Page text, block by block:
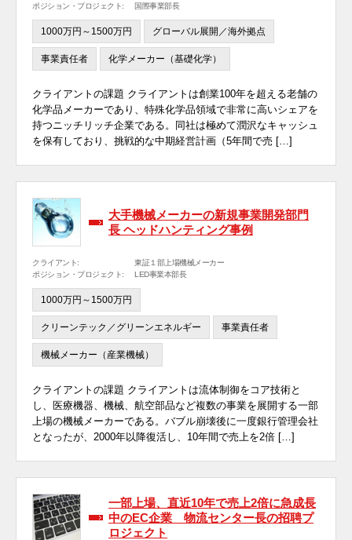
ポジション・プロジェクト:
国際事業部長
1000万円～1500万円 グローバル展開／海外拠点
事業責任者 化学メーカー（基礎化学）
クライアントの課題 クライアントは創業100年を超える老舗の
化学品メーカーであり、特殊化学品領域で非常に高いシェアを
持つニッチリッチ企業である。同社は極めて潤沢なキャッシュ
を保有しており、挑戦的な中期経営計画（5年間で売 […]
大手機械メーカーの新規事業開発部門
長 ヘッドハンティング事例
クライアント:
東証１部上場機械メーカー
ポジション・プロジェクト:
LED事業本部長
1000万円～1500万円
クリーンテック／グリーンエネルギー 事業責任者
機械メーカー（産業機械）
クライアントの課題 クライアントは流体制御をコア技術と
し、医療機器、機械、航空部品など複数の事業を展開する一部
上場の機械メーカーである。バブル崩壊後に一度銀行管理会社
となったが、2000年以降復活し、10年間で売上を2倍 […]
一部上場、直近10年で売上2倍に急成長
中のEC企業 物流センター長の招聘プ
ロジェクト